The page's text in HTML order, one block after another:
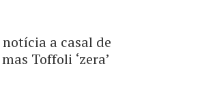
a casal de
Toffoli ‘zera’